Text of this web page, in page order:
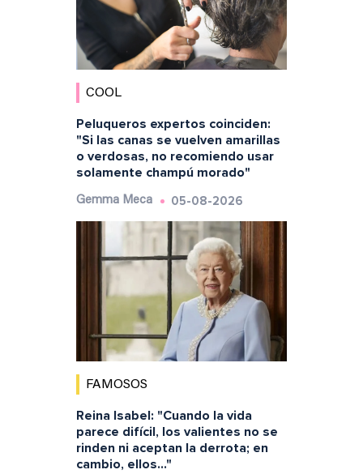
COOL
Peluqueros expertos coinciden:
"Si las canas se vuelven amarillas
o verdosas, no recomiendo usar
solamente champú morado"
Gemma Meca 05-08-2026
FAMOSOS
Reina Isabel: "Cuando la vida
parece difícil, los valientes no se
rinden ni aceptan la derrota; en
cambio, ellos..."